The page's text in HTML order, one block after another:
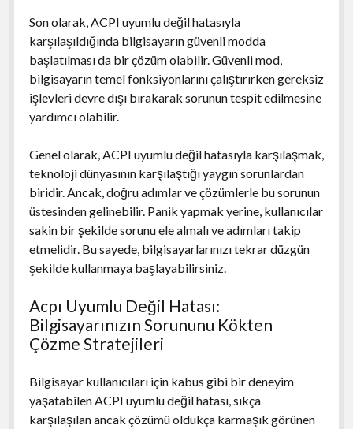
Son olarak, ACPI uyumlu değil hatasıyla
karşılaşıldığında bilgisayarın güvenli modda
başlatılması da bir çözüm olabilir. Güvenli mod,
bilgisayarın temel fonksiyonlarını çalıştırırken gereksiz
işlevleri devre dışı bırakarak sorunun tespit edilmesine
yardımcı olabilir.
Genel olarak, ACPI uyumlu değil hatasıyla karşılaşmak,
teknoloji dünyasının karşılaştığı yaygın sorunlardan
biridir. Ancak, doğru adımlar ve çözümlerle bu sorunun
üstesinden gelinebilir. Panik yapmak yerine, kullanıcılar
sakin bir şekilde sorunu ele almalı ve adımları takip
etmelidir. Bu sayede, bilgisayarlarınızı tekrar düzgün
şekilde kullanmaya başlayabilirsiniz.
Acpı Uyumlu Değil Hatası:
Bilgisayarınızın Sorununu Kökten
Çözme Stratejileri
Bilgisayar kullanıcıları için kabus gibi bir deneyim
yaşatabilen ACPI uyumlu değil hatası, sıkça
karşılaşılan ancak çözümü oldukça karmaşık görünen